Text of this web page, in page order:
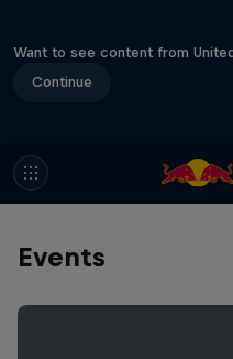
Want to see content from
Continue
Events